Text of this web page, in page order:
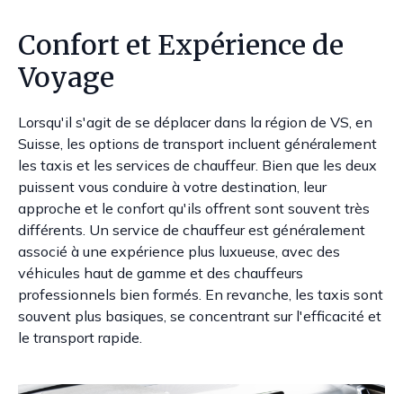
Confort et Expérience de
Voyage
Lorsqu'il s'agit de se déplacer dans la région de VS, en
Suisse, les options de transport incluent généralement
les taxis et les services de chauffeur. Bien que les deux
puissent vous conduire à votre destination, leur
approche et le confort qu'ils offrent sont souvent très
différents. Un service de chauffeur est généralement
associé à une expérience plus luxueuse, avec des
véhicules haut de gamme et des chauffeurs
professionnels bien formés. En revanche, les taxis sont
souvent plus basiques, se concentrant sur l'efficacité et
le transport rapide.